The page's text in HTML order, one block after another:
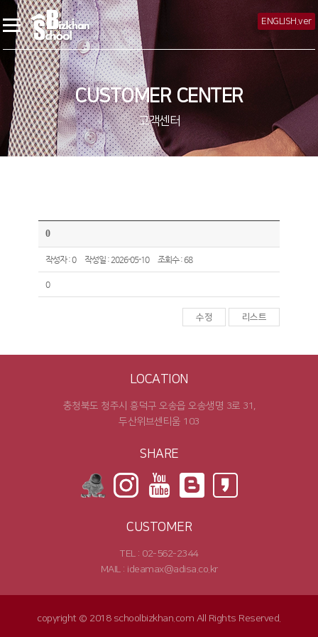
ENGLISH.ver
CUSTOMER CENTER
고객센터
0
작성자 : 0 작성일 : 2026-05-10 조회수 : 68
0
수정 리스트
LOCATION
충청북도 청주시 흥덕구 오송읍 오송생명 3로 31,
두산위브센티움 103
SHARE
CUSTOMER
TEL : 02-562-2344
MAIL : ideamax@adisa.co.kr
copyright © 2018 schoolbizkhan.com All Rights Reserved.